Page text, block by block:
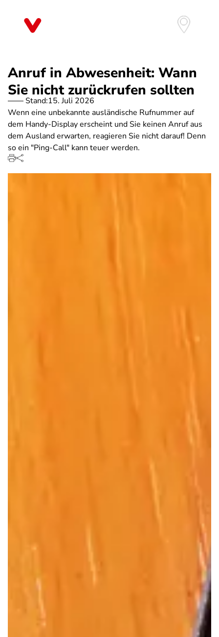
Anruf in Abwesenheit: Wann
Sie nicht zurückrufen sollten
Stand:15. Juli 2026
Wenn eine unbekannte ausländische Rufnummer auf
dem Handy-Display erscheint und Sie keinen Anruf aus
dem Ausland erwarten, reagieren Sie nicht darauf! Denn
so ein "Ping-Call" kann teuer werden.